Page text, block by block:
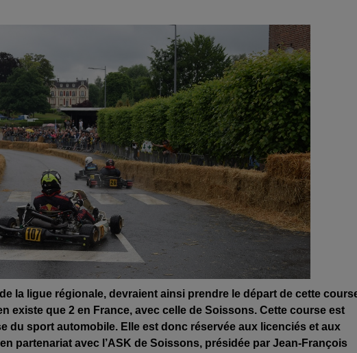
la ligue régionale, devraient ainsi prendre le départ de cette
existe que 2 en France, avec celle de Soissons. Cette course est
du sport automobile. Elle est donc réservée aux licenciés et aux
partenariat avec l’ASK de Soissons, présidée par Jean-François